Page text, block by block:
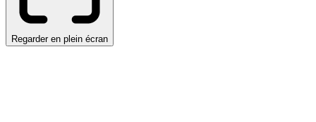
Regarder en plein écran